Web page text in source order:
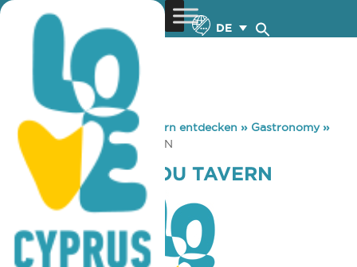
DE
You are here: Home »Zypern entdecken » Gastronomy»
HARRIS KYRIAKOU TAVERN
HARRIS KYRIAKOU TAVERN